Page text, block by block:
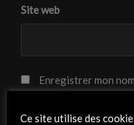
Site web
Enregistrer mon
Ce site utilise des